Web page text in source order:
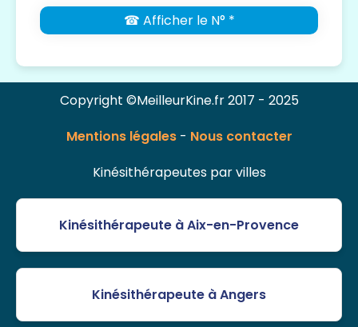
☎ Afficher le N° *
Copyright ©MeilleurKine.fr 2017 - 2025
Mentions légales- Nous contacter
Kinésithérapeutes par villes
Kinésithérapeute à Aix-en-Provence
Kinésithérapeute à Angers